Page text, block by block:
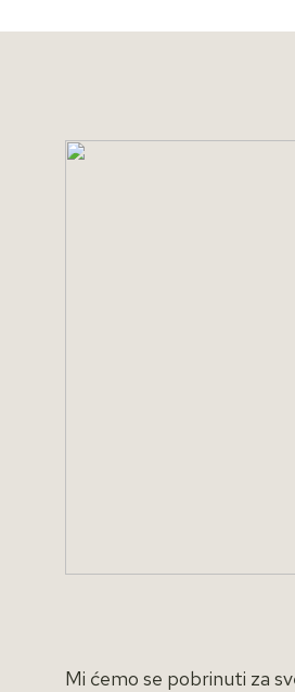
Mi ćemo se pobrinuti za